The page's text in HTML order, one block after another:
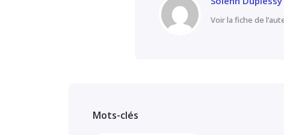
Voir la fiche de
Mots-clés